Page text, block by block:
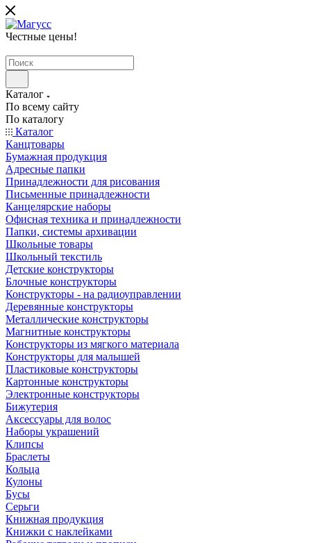
Честные цены!
Каталог
По всему сайту
По каталогу
Каталог
Канцтовары
Бумажная продукция
Адресные папки
Принадлежности для рисования
Письменные принадлежности
Канцелярские наборы
Офисная техника и принадлежности
Папки, системы архивации
Школьные товары
Школьный текстиль
Детские конструкторы
Блочные конструкторы
Конструкторы - на радиоуправлении
Деревянные конструкторы
Металлические конструкторы
Магнитные конструкторы
Конструкторы из мягкого материала
Конструкторы для малышей
Пластиковые конструкторы
Картонные конструкторы
Электронные конструкторы
Бижутерия
Аксессуары для волос
Наборы украшений
Клипсы
Браслеты
Кольца
Кулоны
Бусы
Серьги
Книжная продукция
Книжки с наклейками